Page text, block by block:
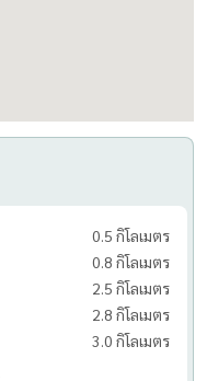
0.5 กิโลเมตร
0.8 กิโลเมตร
2.5 กิโลเมตร
2.8 กิโลเมตร
3.0 กิโลเมตร